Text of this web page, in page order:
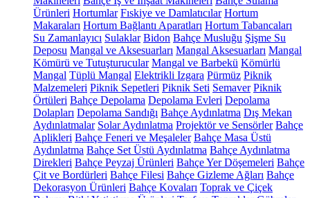
Ürünleri Hortumlar Fıskiye ve Damlatıcılar Hortum
Makaraları Hortum Bağlantı Aparatları Hortum Tabancaları
Su Zamanlayıcı Sulaklar Bidon Bahçe Musluğu Şişme Su
Deposu Mangal ve Aksesuarları Mangal Aksesuarları Mangal
Kömürü ve Tutuşturucular Mangal ve Barbekü Kömürlü
Mangal Tüplü Mangal Elektrikli Izgara Pürmüz Piknik
Malzemeleri Piknik Sepetleri Piknik Seti Semaver Piknik
Örtüleri Bahçe Depolama Depolama Evleri Depolama
Dolapları Depolama Sandığı Bahçe Aydınlatma Dış Mekan
Aydınlatmalar Solar Aydınlatma Projektör ve Sensörler Bahçe
Aplikleri Bahçe Feneri ve Meşaleler Bahçe Masa Üstü
Aydınlatma Bahçe Set Üstü Aydınlatma Bahçe Aydınlatma
Direkleri Bahçe Peyzaj Ürünleri Bahçe Yer Döşemeleri Bahçe
Çit ve Bordürleri Bahçe Filesi Bahçe Gizleme Ağları Bahçe
Dekorasyon Ürünleri Bahçe Kovaları Toprak ve Çiçek